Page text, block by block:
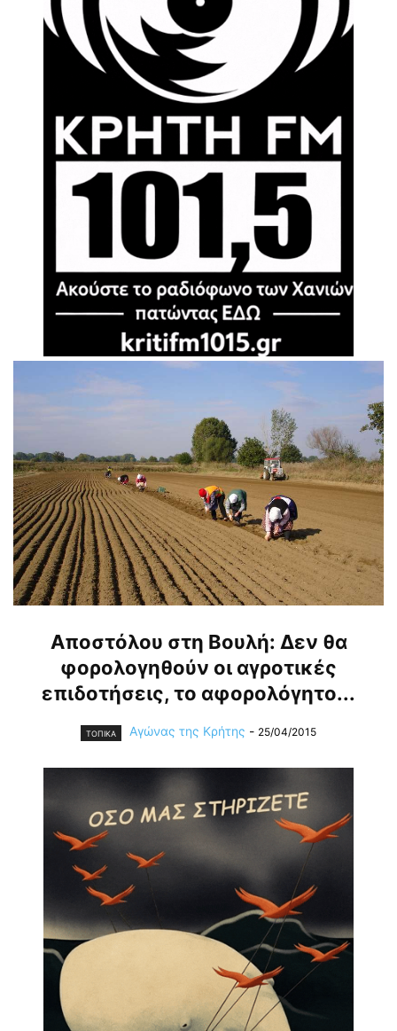
Αποστόλου στη Βουλή: Δεν θα
φορολογηθούν οι αγροτικές
επιδοτήσεις, το αφορολόγητο...
ΤΟΠΙΚΑ Αγώνας της Κρήτης - 25/04/2015